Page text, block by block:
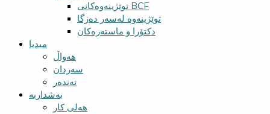
توێژینەوەکانی BCF​
توێژینەوە لەسەر دەزگا
دکتۆرا و ماستەرەکان
میدیا
‌‌هەواڵ
سه‌ردان
تەندەر
بەشداربە
هەلی کار